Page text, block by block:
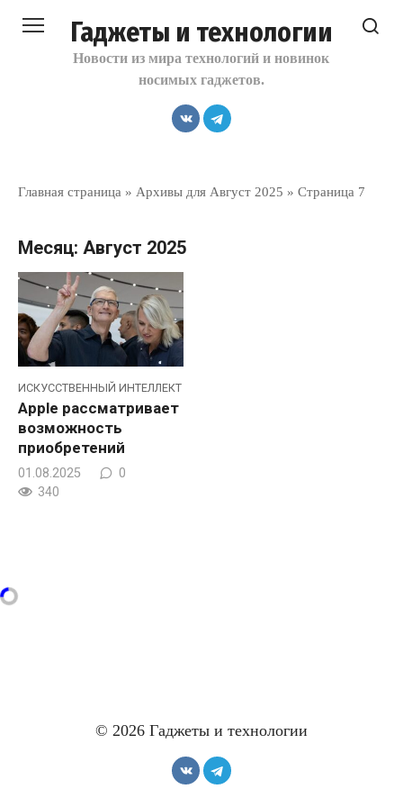
Гаджеты и технологии
Новости из мира технологий и новинок
носимых гаджетов.
Главная страница » Архивы для Август 2025 » Страница 7
Месяц: Август 2025
ИСКУССТВЕННЫЙ ИНТЕЛЛЕКТ
Apple рассматривает
возможность
приобретений
01.08.2025
0
340
© 2026 Гаджеты и технологии